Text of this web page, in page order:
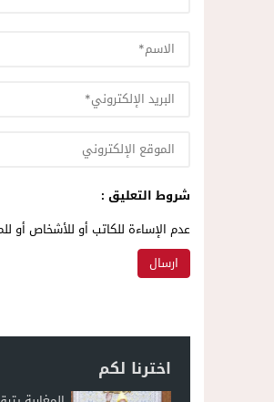
شروط التعليق :
عدم الإساءة للكاتب أو للأشخاص أو
اخترنا لكم